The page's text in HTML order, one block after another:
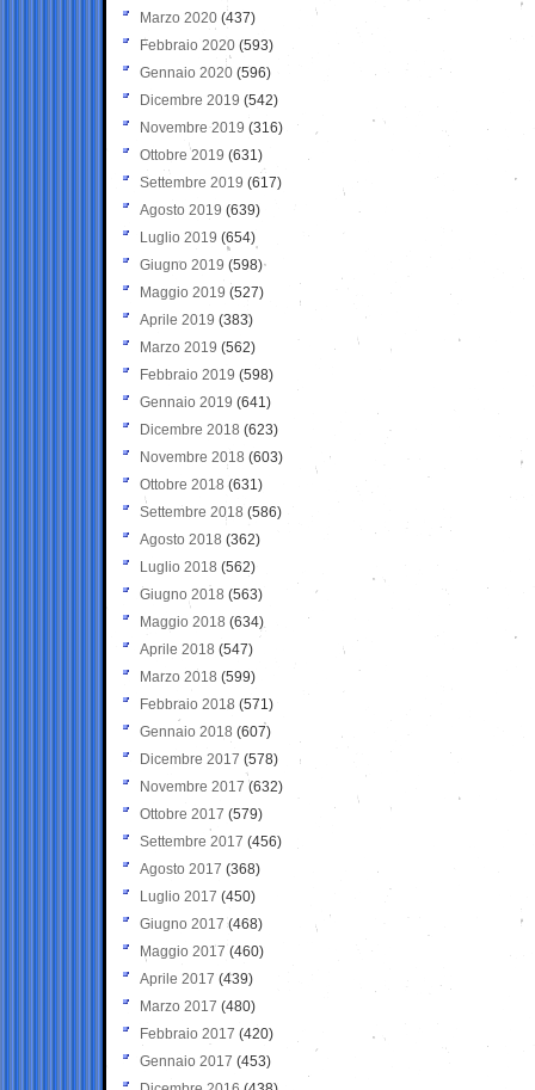
Marzo 2020 (437)
Febbraio 2020 (593)
Gennaio 2020 (596)
Dicembre 2019 (542)
Novembre 2019 (316)
Ottobre 2019 (631)
Settembre 2019 (617)
Agosto 2019 (639)
Luglio 2019 (654)
Giugno 2019 (598)
Maggio 2019 (527)
Aprile 2019 (383)
Marzo 2019 (562)
Febbraio 2019 (598)
Gennaio 2019 (641)
Dicembre 2018 (623)
Novembre 2018 (603)
Ottobre 2018 (631)
Settembre 2018 (586)
Agosto 2018 (362)
Luglio 2018 (562)
Giugno 2018 (563)
Maggio 2018 (634)
Aprile 2018 (547)
Marzo 2018 (599)
Febbraio 2018 (571)
Gennaio 2018 (607)
Dicembre 2017 (578)
Novembre 2017 (632)
Ottobre 2017 (579)
Settembre 2017 (456)
Agosto 2017 (368)
Luglio 2017 (450)
Giugno 2017 (468)
Maggio 2017 (460)
Aprile 2017 (439)
Marzo 2017 (480)
Febbraio 2017 (420)
Gennaio 2017 (453)